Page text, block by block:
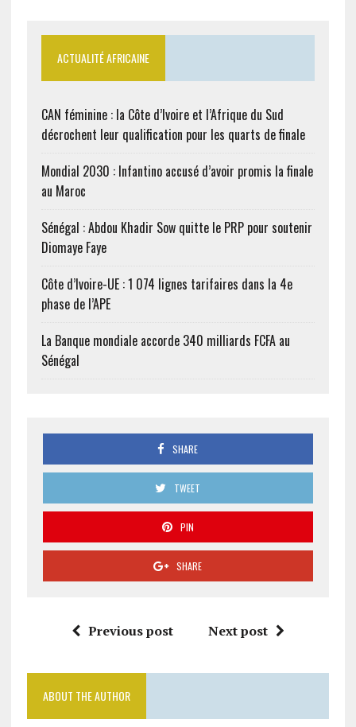
Sylvia Bongo Ondimba…
ACTUALITÉ AFRICAINE
CAN féminine : la Côte d’Ivoire et l’Afrique du Sud
décrochent leur qualification pour les quarts de finale
Mondial 2030 : Infantino accusé d’avoir promis la finale
au Maroc
Sénégal : Abdou Khadir Sow quitte le PRP pour soutenir
Diomaye Faye
Côte d’Ivoire-UE : 1 074 lignes tarifaires dans la 4e
phase de l’APE
La Banque mondiale accorde 340 milliards FCFA au
Sénégal
SHARE
TWEET
PIN
SHARE
Previous post Next post
ABOUT THE AUTHOR